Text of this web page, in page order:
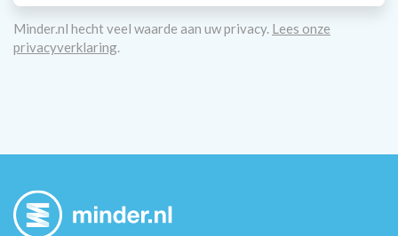
Minder.nl hecht veel waarde aan uw privacy. Lees onze
privacyverklaring.